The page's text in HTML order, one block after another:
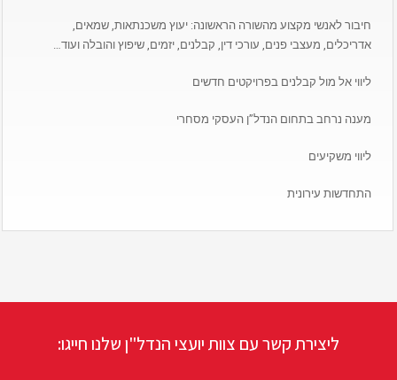
חיבור לאנשי מקצוע מהשורה הראשונה: יעוץ משכנתאות, שמאים,
אדריכלים, מעצבי פנים, עורכי דין, קבלנים, יזמים, שיפוץ והובלה ועוד…
ליווי אל מול קבלנים בפרויקטים חדשים
מענה נרחב בתחום הנדל”ן העסקי מסחרי
ליווי משקיעים
התחדשות עירונית
ליצירת קשר עם צוות יועצי הנדל"ן שלנו חייגו: